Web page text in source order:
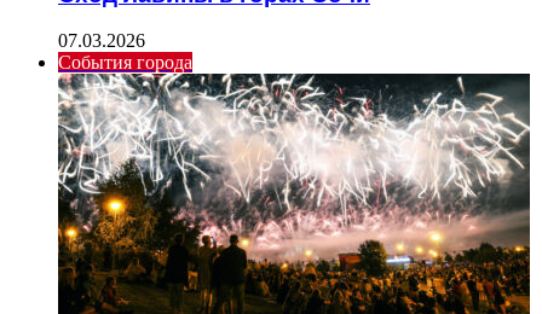
07.03.2026
События города